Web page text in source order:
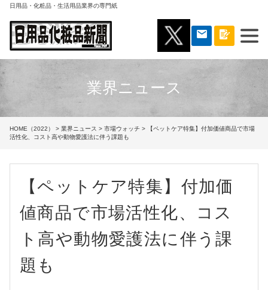
日用品・化粧品・生活用品業界の専門紙
業界ニュース
HOME（2022） > 業界ニュース > 市場ウォッチ > 【ペットケア特集】付加価値商品で市場
活性化、コスト高や動物愛護法に伴う課題も
【ペットケア特集】付加価
値商品で市場活性化、コス
ト高や動物愛護法に伴う課
題も